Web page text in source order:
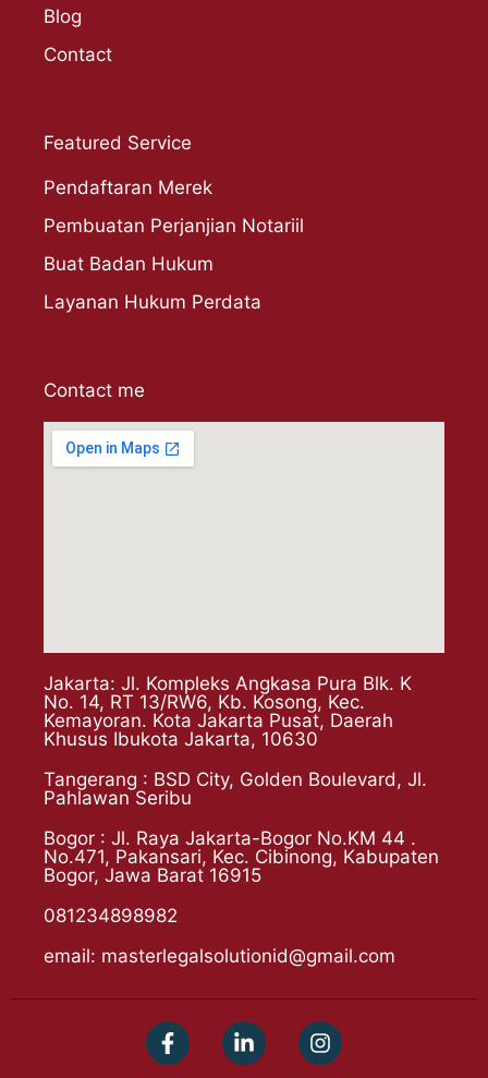
Blog
Contact
Featured Service
Pendaftaran Merek
Pembuatan Perjanjian Notariil
Buat Badan Hukum
Layanan Hukum Perdata
Contact me
Jakarta: Jl. Kompleks Angkasa Pura Blk. K
No. 14, RT 13/RW6, Kb. Kosong, Kec.
Kemayoran. Kota Jakarta Pusat, Daerah
Khusus Ibukota Jakarta, 10630
Tangerang : BSD City, Golden Boulevard, Jl.
Pahlawan Seribu
Bogor : Jl. Raya Jakarta-Bogor No.KM 44 .
No.471, Pakansari, Kec. Cibinong, Kabupaten
Bogor, Jawa Barat 16915
081234898982
email: masterlegalsolutionid@gmail.com